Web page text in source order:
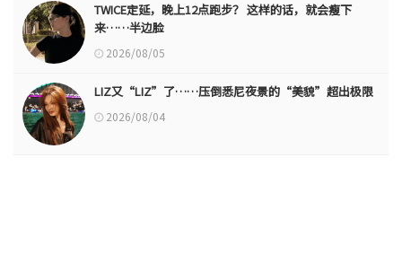
TWICE定延，晚上12点跑步？ 这样的话，就会瘦下
来……半边脸
2026/08/05
LIZ又“LIZ”了……压倒悉尼夜景的“美貌”超出极限
2026/08/04